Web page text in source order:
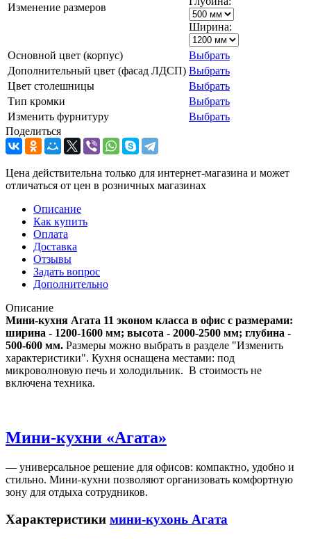
Изменение размеров
Ширина:
Основной цвет (корпус)
Выбрать
Дополнительный цвет (фасад ЛДСП) Выбрать
Цвет столешницы
Выбрать
Тип кромки
Выбрать
Изменить фурнитуру
Выбрать
Поделиться
Цена действительна только для интернет-магазина и может
отличаться от цен в розничных магазинах
Описание
Как купить
Оплата
Доставка
Отзывы
Задать вопрос
Дополнительно
Описание
Мини-кухня Агата 11 эконом класса в офис с размерами:
ширина - 1200-1600 мм; высота - 2000-2500 мм; глубина -
500-600 мм. Размеры можно выбрать в разделе "Изменить
характеристики". Кухня оснащена местами: под
микроволновую печь и холодильник. В стоимость не
включена техника.
Мини-кухни «Агата»
— универсальное решение для офисов: компактно, удобно и
стильно. Мини-кухни позволяют организовать комфортную
зону для отдыха сотрудников.
Характеристики мини-кухонь Агата